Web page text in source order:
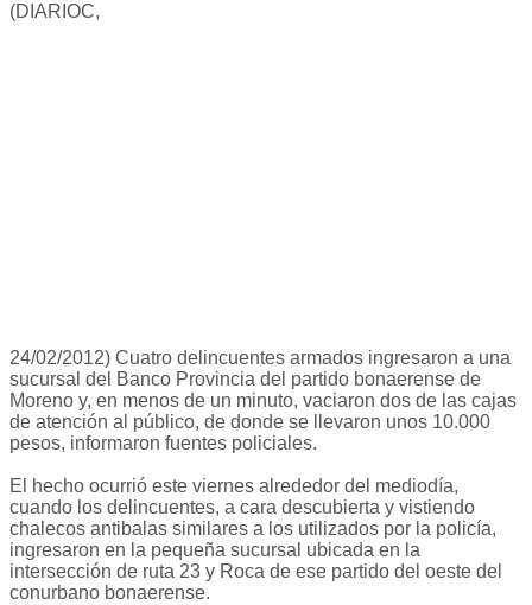
(DIARIOC,
24/02/2012) Cuatro delincuentes armados ingresaron a una
sucursal del Banco Provincia del partido bonaerense de
Moreno y, en menos de un minuto, vaciaron dos de las cajas
de atención al público, de donde se llevaron unos 10.000
pesos, informaron fuentes policiales.
El hecho ocurrió este viernes alrededor del mediodía,
cuando los delincuentes, a cara descubierta y vistiendo
chalecos antibalas similares a los utilizados por la policía,
ingresaron en la pequeña sucursal ubicada en la
intersección de ruta 23 y Roca de ese partido del oeste del
conurbano bonaerense.